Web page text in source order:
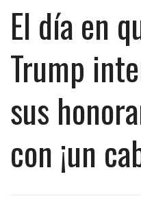
El día en
Trump
sus
con ¡un